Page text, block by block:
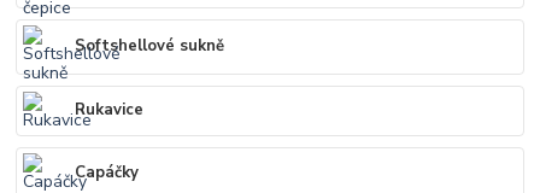
Softshellové sukně
Rukavice
Capáčky